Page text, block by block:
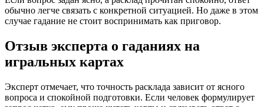
обычно легче связать с конкретной ситуацией. Но даже в этом
случае гадание не стоит воспринимать как приговор.
Отзыв эксперта о гаданиях на
игральных картах
Эксперт отмечает, что точность расклада зависит от ясного
вопроса и спокойной подготовки. Если человек формулирует